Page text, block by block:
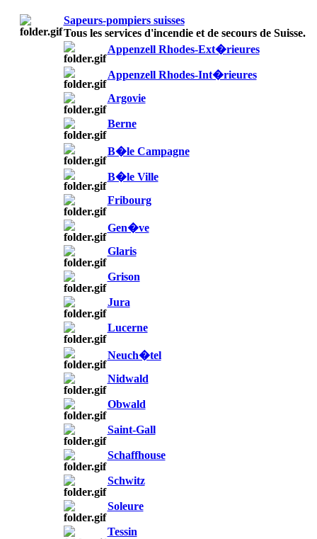
Sapeurs-pompiers suisses
Tous les services d'incendie et de secours de Suisse.
Appenzell Rhodes-Ext�rieures
Appenzell Rhodes-Int�rieures
Argovie
Berne
B�le Campagne
B�le Ville
Fribourg
Gen�ve
Glaris
Grison
Jura
Lucerne
Neuch�tel
Nidwald
Obwald
Saint-Gall
Schaffhouse
Schwitz
Soleure
Tessin